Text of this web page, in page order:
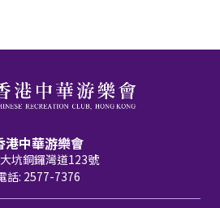
港中華游樂會
坑銅鑼灣道123號
話: 2577-7376